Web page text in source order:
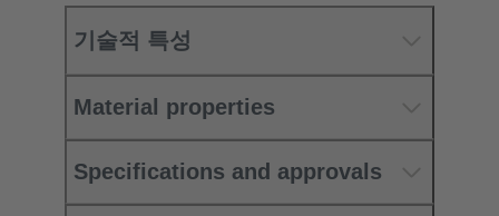
기술적 특성
Material properties
Specifications and approvals